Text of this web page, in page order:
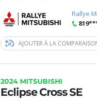
Rallye
AJOUTER À LA
2024 MITSUBISHI
Eclipse Cross SE